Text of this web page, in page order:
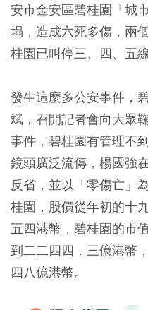
安市金安區碧桂園「城
塌，造成六死多傷，兩
桂園已叫停三、四、五
發生這麼多公安事件，
斌，召開記者會向大眾
事件，碧桂園有管理不
鏡頭廣泛流傳，楊國強
反省，並以「零傷亡」
桂園，股價從年初的十
五四港幣，碧桂園的市
到二二四四．三億港幣
四八億港幣。